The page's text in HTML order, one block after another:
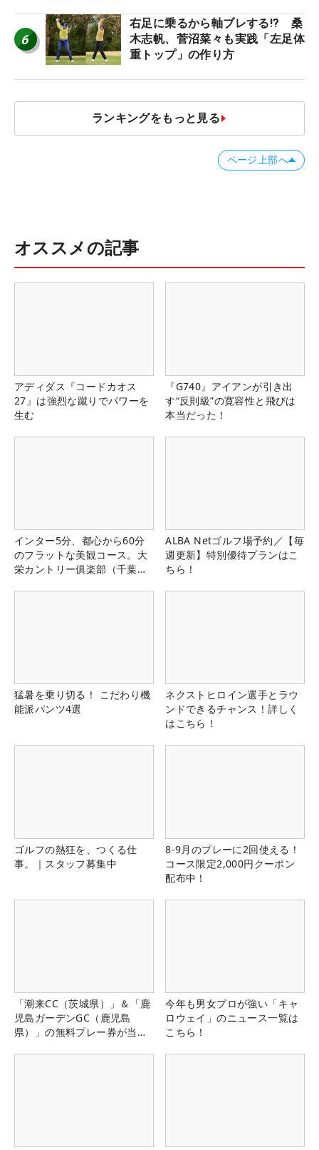
6
右足に乗るから軸ブレする!? 桑
木志帆、菅沼菜々も実践「左足体
重トップ」の作り方
ランキングをもっと見る
ページ上部へ
オススメの記事
アディダス『コードカオス
27』は強烈な蹴りでパワーを
生む
『G740』アイアンが引き出
す“反則級”の寛容性と飛びは
本当だった！
インター5分、都心から60分
のフラットな美観コース。大
栄カントリー俱楽部（千葉
ALBA Netゴルフ場予約／【毎
週更新】特別優待プランはこ
ちら！
猛暑を乗り切る！ こだわり機
能派パンツ4選
ネクストヒロイン選手とラウ
ンドできるチャンス！詳しく
はこちら！
ゴルフの熱狂を、つくる仕
事。｜スタッフ募集中
8-9月のプレーに2回使える！
コース限定2,000円クーポン
配布中！
「潮来CC（茨城県）」＆「鹿
児島ガーデンGC（鹿児島
県）」の無料プレー券が当た
今年も男女プロが強い「キャ
ロウェイ」のニュース一覧は
こちら！